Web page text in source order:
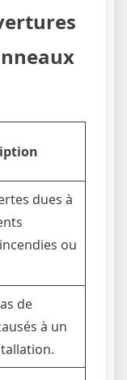
dues à
ou
de
à un